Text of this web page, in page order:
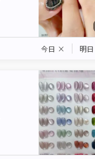
今日 × 明日